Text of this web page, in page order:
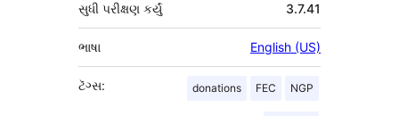
3.7.41
સુધી પરીક્ષણ કર્યું
ભાષા English (US)
ટૅગ્સ: donations FEC NGP